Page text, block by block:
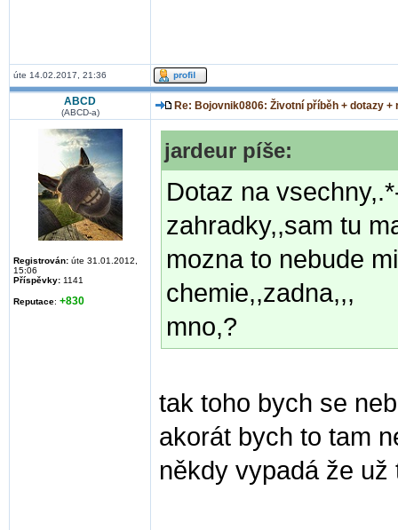
úte 14.02.2017, 21:36
ABCD
(ABCD-a)
Re: Bojovnik0806: Životní příběh + dotazy
Registrován: úte 31.01.2012,
15:06
Příspěvky: 1141
Reputace: +830
jardeur píše:
Dotaz na
zahradky,,sam tu
mozna to nebude
chemie,,zadna,,,
mno,?
tak toho bych se
akorát bych to tam
někdy vypadá že